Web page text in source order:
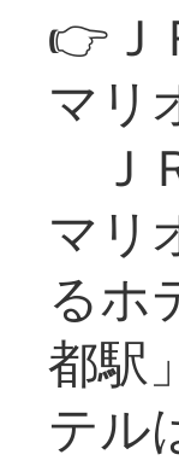
👉Ｊ
マリ
Ｊ
マリ
るホ
都駅
テル